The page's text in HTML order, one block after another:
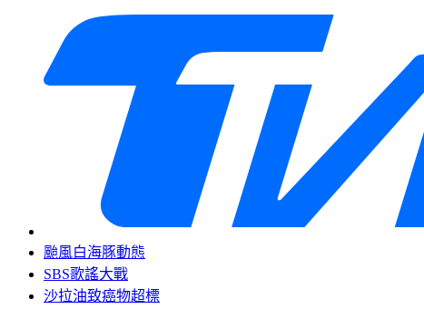
颱風白海豚動態
SBS歌謠大戰
沙拉油致癌物超標